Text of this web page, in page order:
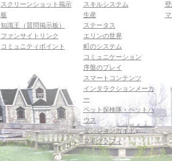
スクリーンショット掲示
板
知識王（質問掲示板）
ファンサイトリンク
コミュニティポイント
スキルシステム
生産
ステータス
エリンの世界
町のシステム
コミュニケーション
序盤のプレイ
スマートコンテンツ
インタラクションメーカ
ー
ペット探検隊・ペットハ
ウス
ダンジョンガイド
マギグラフィ